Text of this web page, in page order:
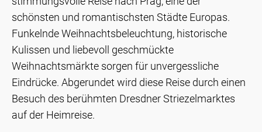
schönsten und romantischsten Städte Europas.
Funkelnde Weihnachtsbeleuchtung, historische
Kulissen und liebevoll geschmückte
Weihnachtsmärkte sorgen für unvergessliche
Eindrücke. Abgerundet wird diese Reise durch einen
Besuch des berühmten Dresdner Striezelmarktes
auf der Heimreise.